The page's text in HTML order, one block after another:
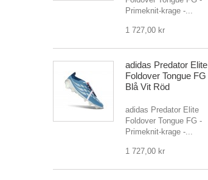
Primeknit-krage -...
1 727,00 kr
adidas Predator Elite
Foldover Tongue FG
Blå Vit Röd
adidas Predator Elite
Foldover Tongue FG -
Primeknit-krage -...
1 727,00 kr